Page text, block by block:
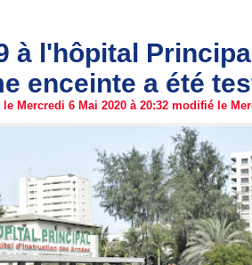
à l'hôpital
enceinte a été
Mercredi 6 Mai 2020 à 20:32 modifié le